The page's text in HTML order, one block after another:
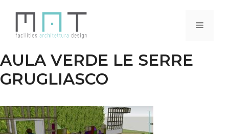
contenuto
Menu
AULA VERDE LE SERRE
GRUGLIASCO